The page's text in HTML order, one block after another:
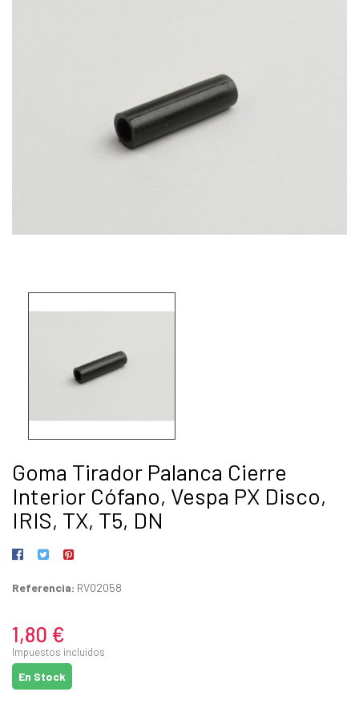
Goma Tirador Palanca Cierre
Interior Cófano, Vespa PX Disco,
IRIS, TX, T5, DN
Referencia: RV02058
1,80 €
Impuestos incluidos
En Stock